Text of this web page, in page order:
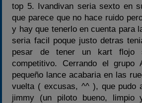
top 5. Ivandivan seria sexto en
que parece que no hace ruido
y hay que tenerlo en cuenta para
seria facil poque justo detras
pesar de tener un kart flojo
competitivo. Cerrando el grupo
pequeño lance acabaria en las
vuelta ( excusas, ^^ ), que pudo
jimmy (un piloto bueno, limpio